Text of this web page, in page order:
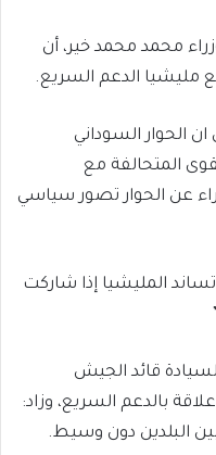
محمد محمد خير، أن
مليشيا الدعم السريع.
الحوار السوداني
المتحالفة مع
عن الحوار تصور سياسي
المليشيا إذا شاركت
قائد الجيش
بالدعم السريع، وزاد:
البلدين دون وسيط.